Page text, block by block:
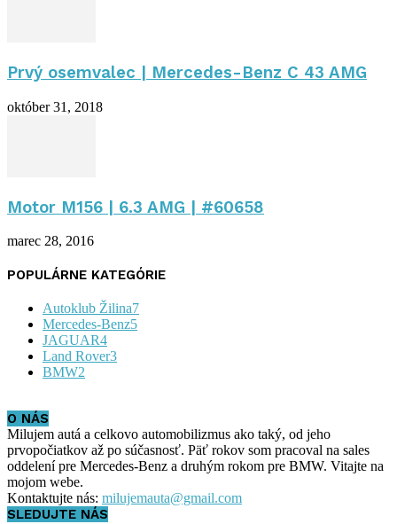
Prvý osemvalec | Mercedes-Benz C 43 AMG
október 31, 2018
Motor M156 | 6.3 AMG | #60658
marec 28, 2016
POPULÁRNE KATEGÓRIE
Autoklub Žilina7
Mercedes-Benz5
JAGUAR4
Land Rover3
BMW2
O NÁS
Milujem autá a celkovo automobilizmus ako taký, od jeho
prvopočiatkov až po súčasnosť. Päť rokov som pracoval na sales
oddelení pre Mercedes-Benz a druhým rokom pre BMW. Vitajte na
mojom webe.
Kontaktujte nás: milujemauta@gmail.com
SLEDUJTE NÁS